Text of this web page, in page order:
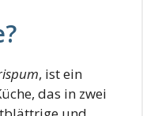
, ist ein
das in zwei